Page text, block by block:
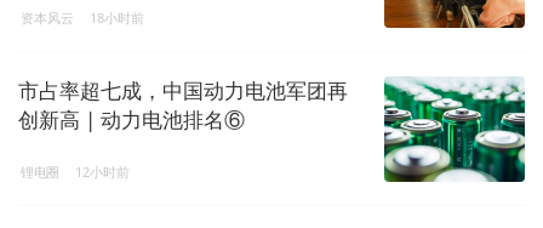
资本风云 18小时前
市占率超七成，中国动力电池军团再
创新高 | 动力电池排名⑥
锂电圈 12小时前